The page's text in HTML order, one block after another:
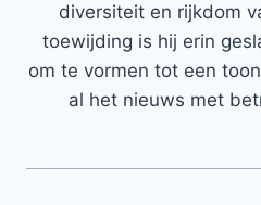
diversiteit en rijkdom
toewijding is hij erin
om te vormen tot een
al het nieuws met